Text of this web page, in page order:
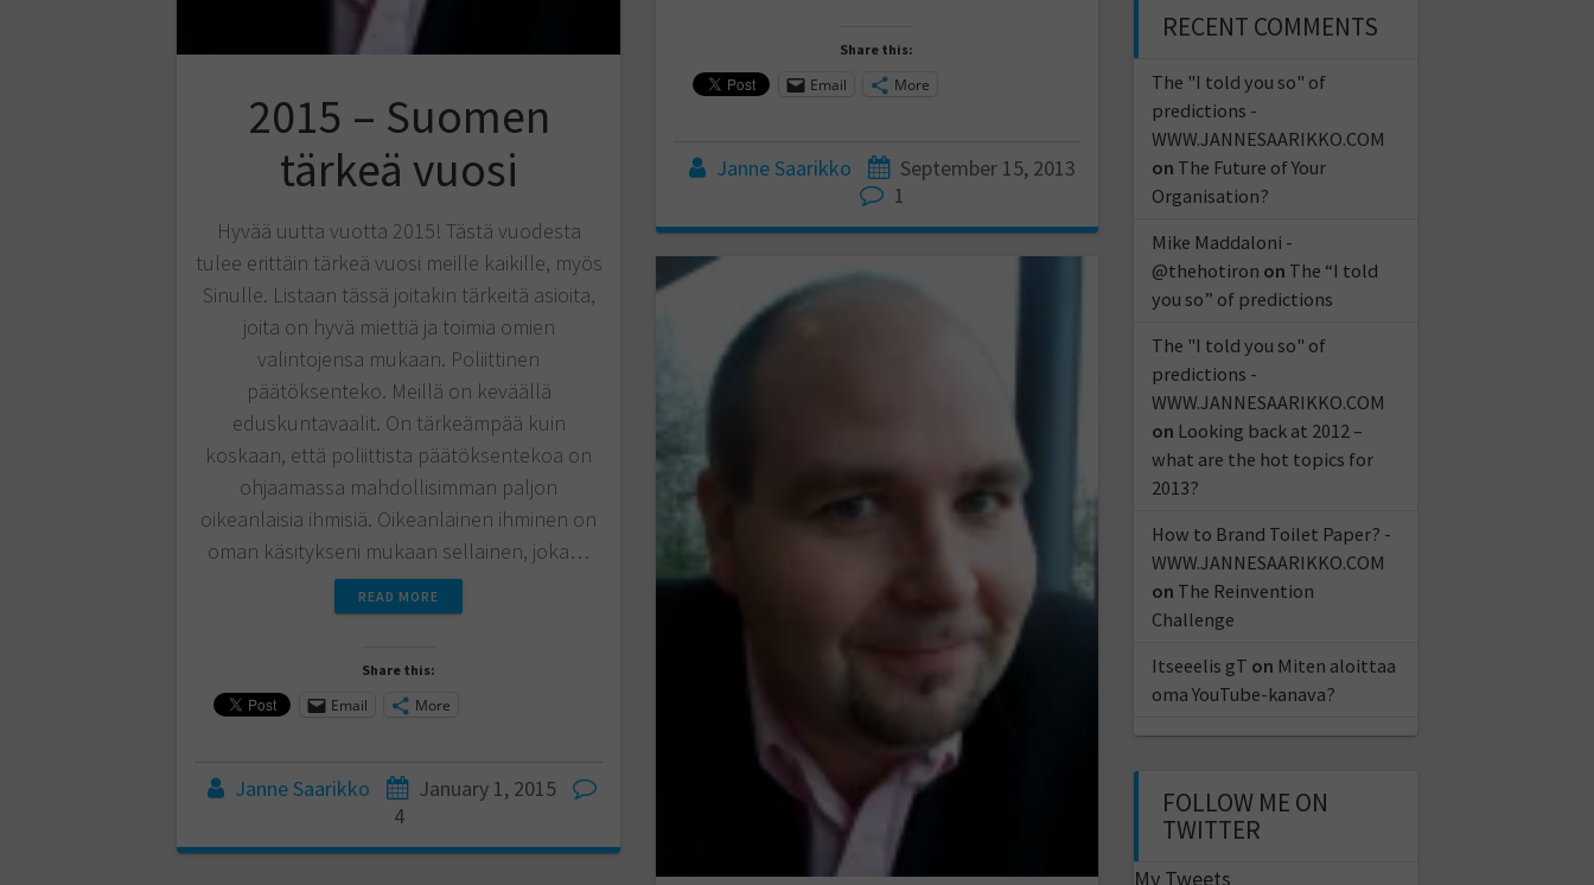
2015 – Suomen
tärkeä vuosi
Hyvää uutta vuotta 2015! Tästä vuodesta
tulee erittäin tärkeä vuosi meille kaikille, myös
Sinulle. Listaan tässä joitakin tärkeitä asioita,
joita on hyvä miettiä ja toimia omien
valintojensa mukaan. Poliittinen
päätöksenteko. Meillä on keväällä
eduskuntavaalit. On tärkeämpää kuin
koskaan, että poliittista päätöksentekoa on
ohjaamassa mahdollisimman paljon
oikeanlaisia ihmisiä. Oikeanlainen ihminen on
oman käsitykseni mukaan sellainen, joka…
READ MORE
Share this:
Email More
Janne Saarikko
January 1, 2015
4
Share this:
Email More
Janne Saarikko
September 15, 2013
1
RECENT COMMENTS
The "I told you so" of
predictions -
WWW.JANNESAARIKKO.COM
on The Future of Your
Organisation?
Mike Maddaloni -
@thehotiron on The “I told
you so” of predictions
The "I told you so" of
predictions -
WWW.JANNESAARIKKO.COM
on Looking back at 2012 –
what are the hot topics for
2013?
How to Brand Toilet Paper? -
WWW.JANNESAARIKKO.COM
on The Reinvention
Challenge
Itseeelis gT on Miten aloittaa
oma YouTube-kanava?
FOLLOW ME ON
TWITTER
My Tweets